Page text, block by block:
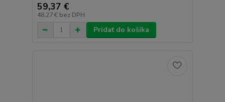
59,37 €
48,27 € bez DPH
Pridať do košíka